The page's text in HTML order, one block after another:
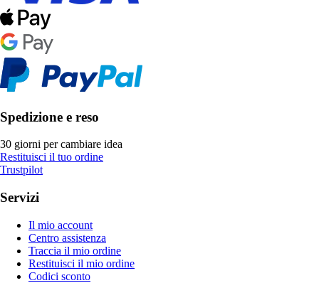
Spedizione e reso
30 giorni per cambiare idea
Restituisci il tuo ordine
Trustpilot
Servizi
Il mio account
Centro assistenza
Traccia il mio ordine
Restituisci il mio ordine
Codici sconto